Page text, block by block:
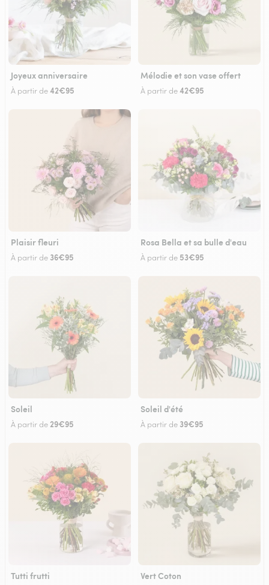
Joyeux anniversaire
À partir de42€95
Mélodie et son vase offert
À partir de42€95
Plaisir fleuri
À partir de 36€95
Rosa Bella et sa bulle d'eau
À partir de 53€95
Soleil
À partir de29€95
Soleil d'été
À partir de 39€95
Tutti frutti Vert Coton